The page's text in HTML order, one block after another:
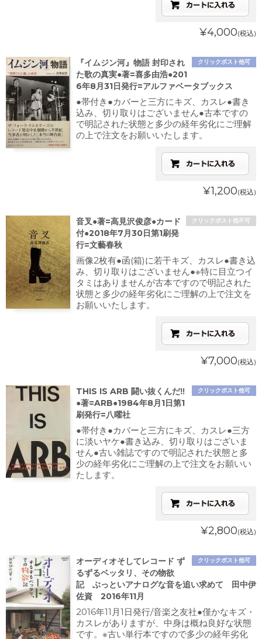
¥4,000(税込)
クリックポスト他可
『イムジン河』物語 封印され
た歌の真実●著=喜多由浩●201
6年8月31日発行=アルファベータブックス
●帯付き●カバーと三方にキズ、カスレ●書き
込み、切り取りはございません●古本ですの
で明記された状態と多少の経年劣化にご理解
の上で注文をお願いいたします。
¥1,200(税込)
クリックポスト他不可
音叉●著=高見沢俊彦●カード
付●2018年7月30日第1刷発
行=文藝春秋
画像2枚有●函(箱)に若干キズ、カスレ●書き込
み、切り取りはございません●※特に目立つイ
タミはありませんが古本ですので明記された
状態と多少の経年劣化にご理解の上で注文を
お願いいたします。
¥7,000(税込)
クリックポスト他可
THIS IS ARB 闘い抜くんだ‼
●著=ARB●1984年8月1日第1
刷発行=八曜社
●帯付き●カバーと三方にキズ、カスレ●三方
に淡いヤケ●書き込み、切り取りはございま
せん●古い雑誌ですので明記された状態と多
少の経年劣化にご理解の上で注文をお願いい
たします。
¥2,800(税込)
クリックポスト他可
オーディオそしてレコード ず
るずるベッタリ、その物欲
記 ぶっといアナログな音を追い求めて 田中伊
佐資 2016年11月
2016年11月1日発行/音楽之友社●僅かなキズ・
カスレがありますが、中身は概ね良好な状態
です。※古い単行本ですので多少の経年劣化